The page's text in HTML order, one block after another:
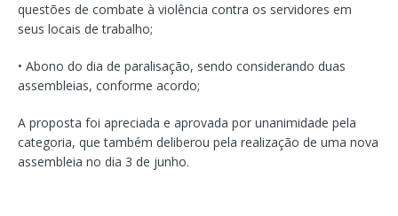
questões de combate à violência contra os servidores em
seus locais de trabalho;
• Abono do dia de paralisação, sendo considerando duas
assembleias, conforme acordo;
A proposta foi apreciada e aprovada por unanimidade pela
categoria, que também deliberou pela realização de uma nova
assembleia no dia 3 de junho.